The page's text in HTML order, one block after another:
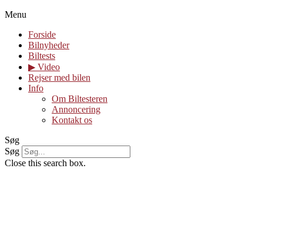
Menu
Forside
Bilnyheder
Biltests
▶︎ Video
Rejser med bilen
Info
Om Biltesteren
Annoncering
Kontakt os
Søg
Søg
Close this search box.